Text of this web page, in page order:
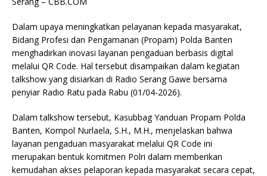
Dalam upaya meningkatkan pelayanan kepada masyarakat,
Bidang Profesi dan Pengamanan (Propam) Polda Banten
menghadirkan inovasi layanan pengaduan berbasis digital
melalui QR Code. Hal tersebut disampaikan dalam kegiatan
talkshow yang disiarkan di Radio Serang Gawe bersama
penyiar Radio Ratu pada Rabu (01/04-2026).
Dalam talkshow tersebut, Kasubbag Yanduan Propam Polda
Banten, Kompol Nurlaela, S.H., M.H., menjelaskan bahwa
layanan pengaduan masyarakat melalui QR Code ini
merupakan bentuk komitmen Polri dalam memberikan
kemudahan akses pelaporan kepada masyarakat secara cepat,